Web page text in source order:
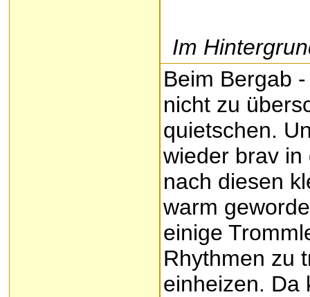
Im
Beim Bergab
nicht zu
quietschen.
wieder brav
nach diesen
warm
einige
Rhythmen zu
einheizen. Da